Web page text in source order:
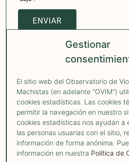
Gestionar
El sitio web del Observatorio de
Machistas (en adelante "OVIM")
cookies estadísticas. Las cookies
permitir la navegación en nuestro
cookies estadísticas nos ayudan a
las personas usuarias con el sitio,
información de forma anónima.
información en nuestra Política de
AVISO LEGALPOLÍTICA DE
¿Has
por un